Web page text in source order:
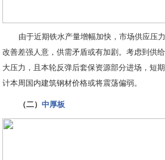
由于近期铁水产量增幅加快，市场供应压
改善差强人意，供需矛盾或有加剧。考虑到供
大压力，且本轮反弹后套保资源部分进场，短期
计本周国内建筑钢材价格或将震荡偏弱。
（二） 中厚板